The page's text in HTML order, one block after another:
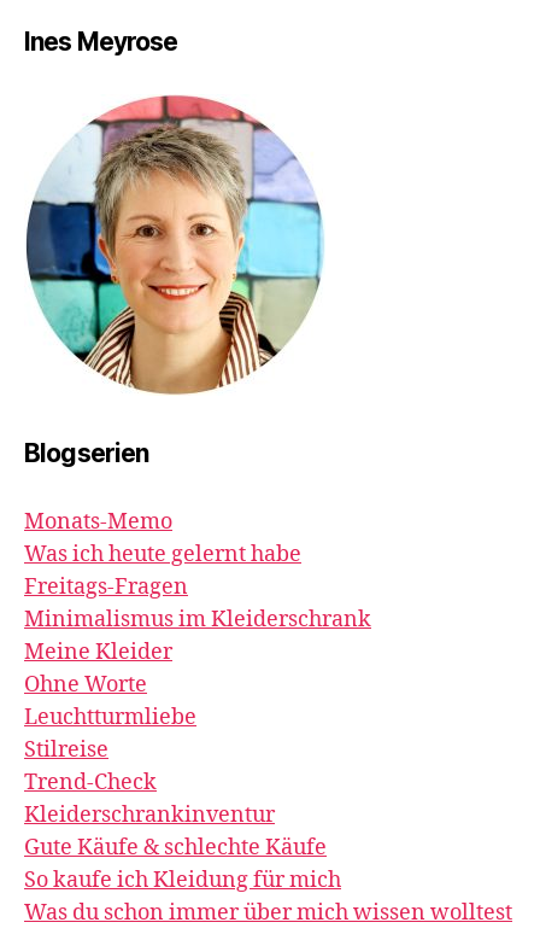
Ines Meyrose
Blogserien
Monats-Memo
Was ich heute gelernt habe
Freitags-Fragen
Minimalismus im Kleiderschrank
Meine Kleider
Ohne Worte
Leuchtturmliebe
Stilreise
Trend-Check
Kleiderschrankinventur
Gute Käufe & schlechte Käufe
So kaufe ich Kleidung für mich
Was du schon immer über mich wissen wolltest